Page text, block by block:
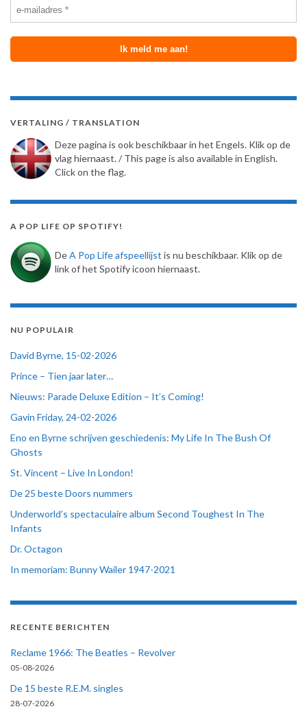
VERTALING / TRANSLATION
Deze pagina is ook beschikbaar in het Engels. Klik op de
vlag hiernaast. / This page is also available in English.
Click on the flag.
A POP LIFE OP SPOTIFY!
DeA Pop Life afspeellijst is nu beschikbaar. Klik op de
link of het Spotify icoon hiernaast.
NU POPULAIR
David Byrne, 15-02-2026
Prince – Tien jaar later…
Nieuws: Parade Deluxe Edition – It’s Coming!
Gavin Friday, 24-02-2026
Eno en Byrne schrijven geschiedenis: My Life In The Bush Of
Ghosts
St. Vincent – Live In London!
De 25 beste Doors nummers
Underworld’s spectaculaire album Second Toughest In The
Infants
Dr. Octagon
In memoriam: Bunny Wailer 1947-2021
RECENTE BERICHTEN
Reclame 1966: The Beatles – Revolver
05-08-2026
De 15 beste R.E.M. singles
28-07-2026